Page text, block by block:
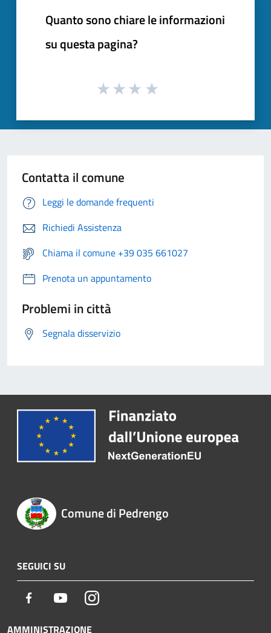
Quanto sono chiare le informazioni
su questa pagina?
Contatta il comune
Leggi le domande frequenti
Richiedi Assistenza
Chiama il comune +39 035 661027
Prenota un appuntamento
Problemi in città
Segnala disservizio
Comune di Pedrengo
SEGUICI SU
Facebook YoutubeInstagram
AMMINISTRAZIONE